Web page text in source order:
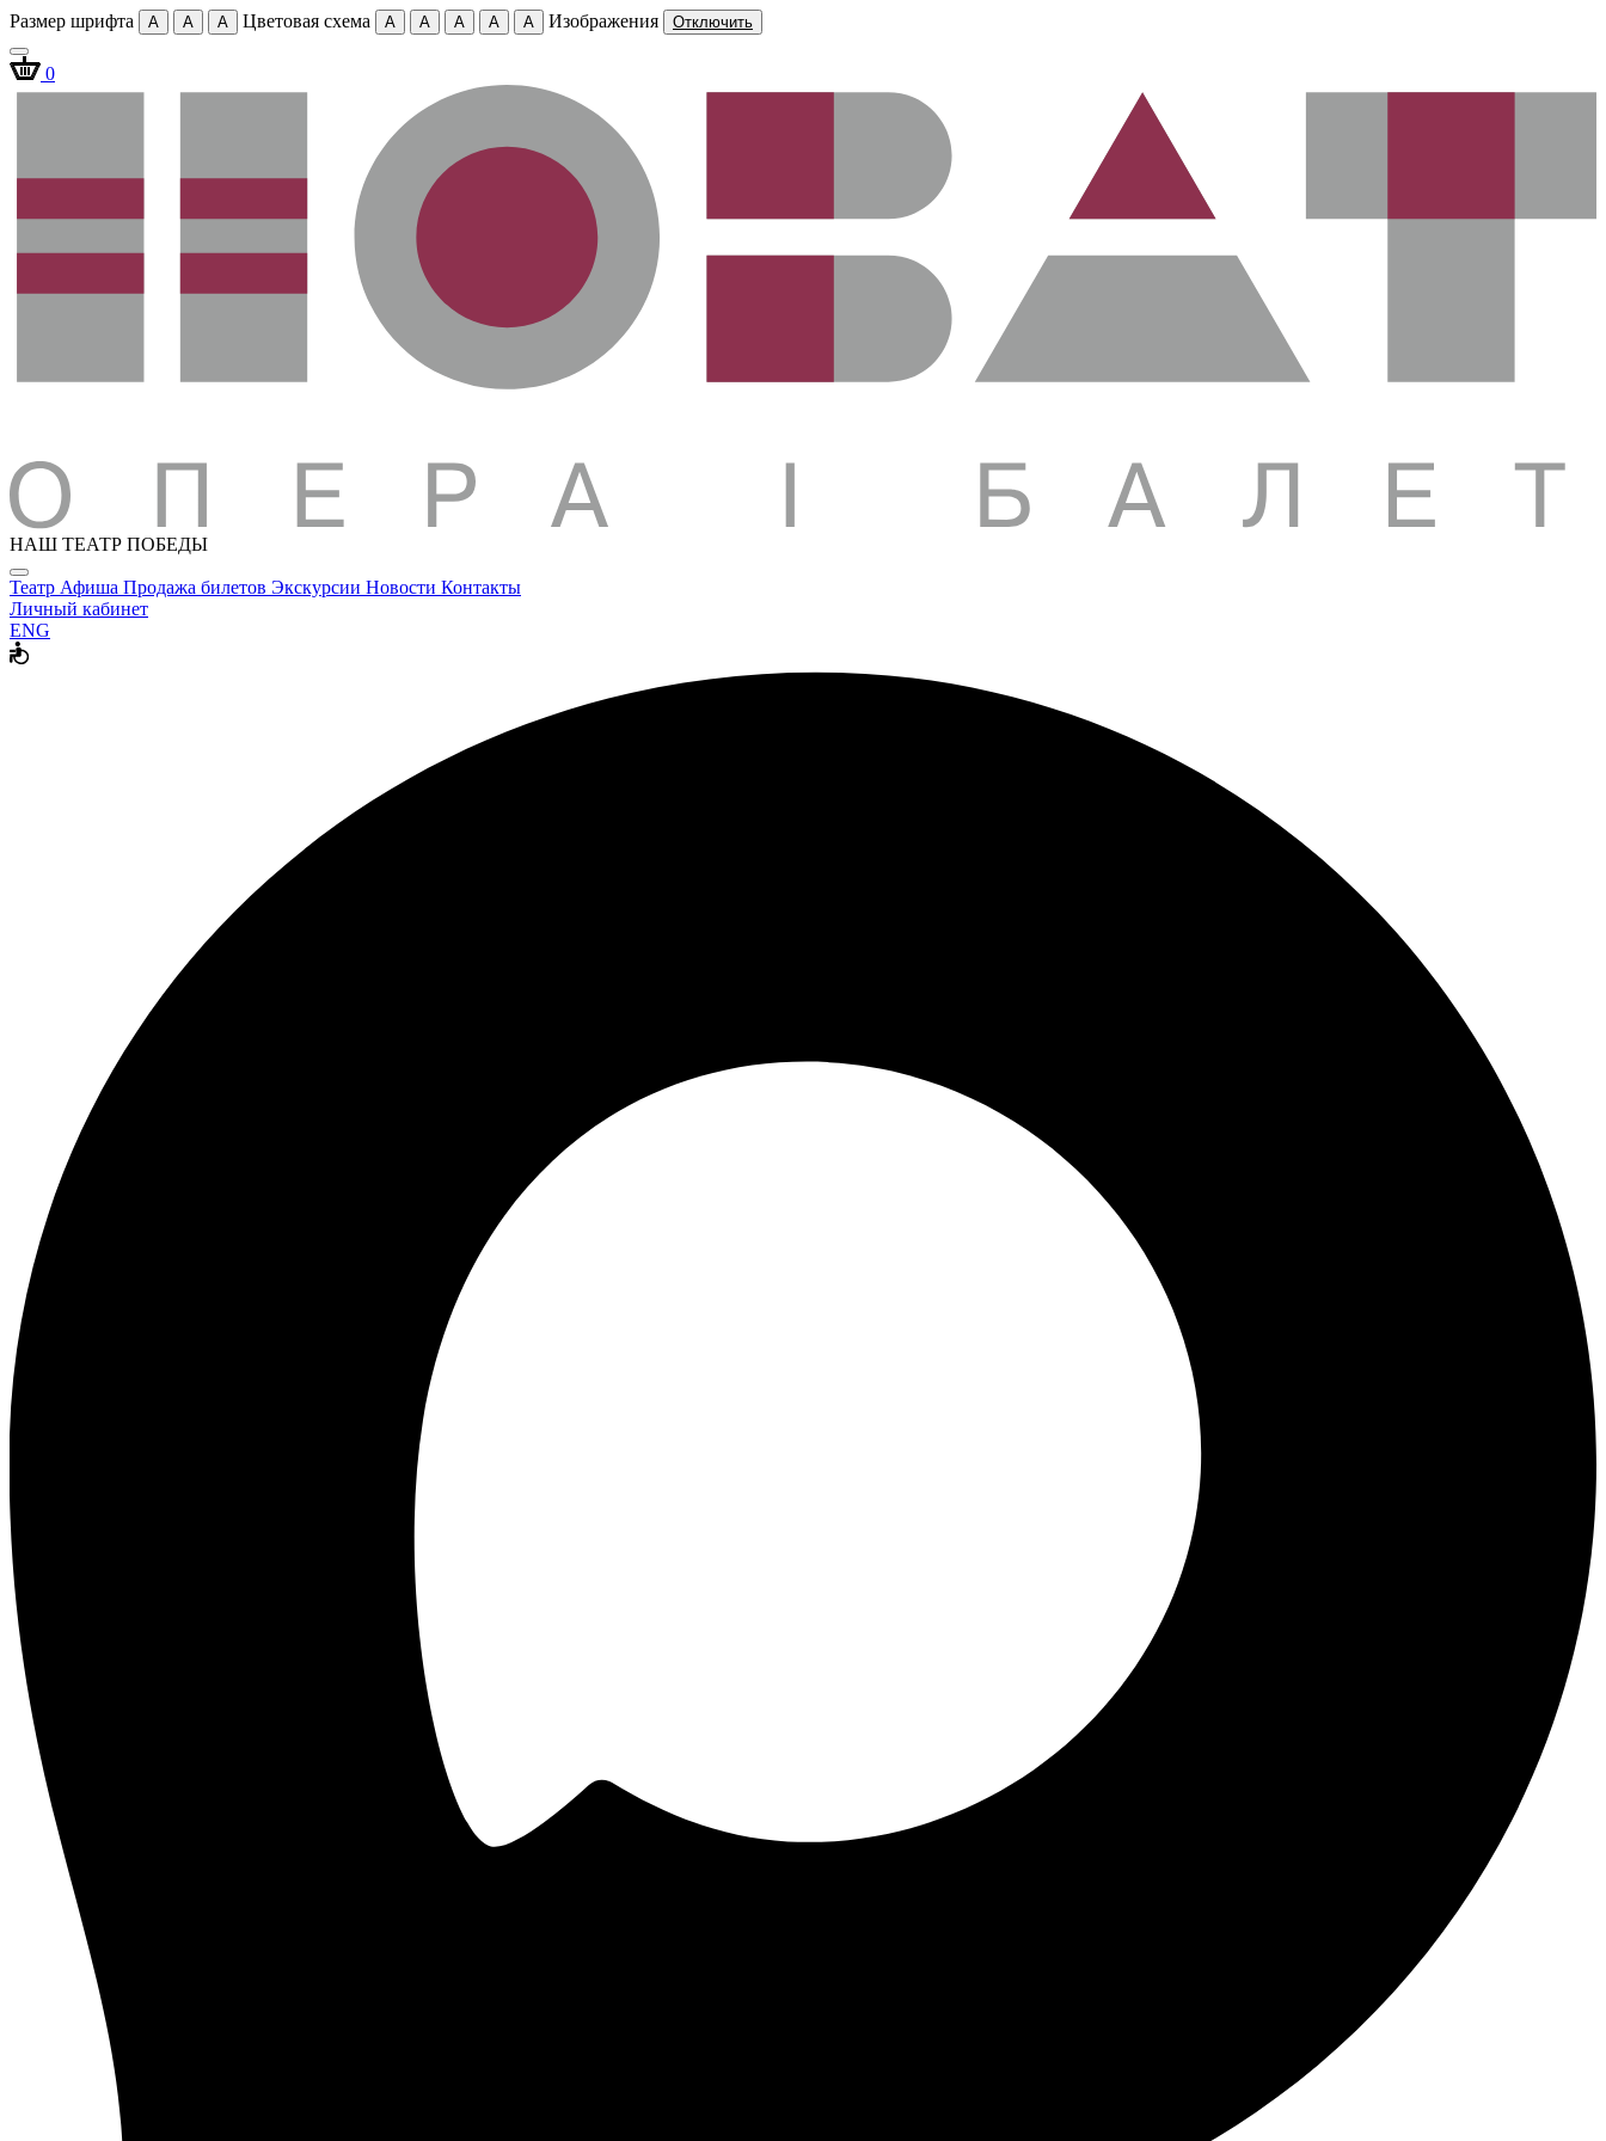
Размер шрифта A A A Цветовая схема A A A A A Изображения Отключить
0
НАШ ТЕАТР ПОБЕДЫ
Театр Афиша Продажа билетов Экскурсии Новости Контакты
Личный кабинет
ENG